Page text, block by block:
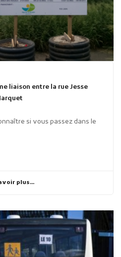
liaison entre la rue Jesse
si vous passez dans le
plus...